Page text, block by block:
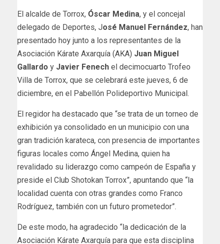
El alcalde de Torrox, Óscar Medina, y el concejal
delegado de Deportes, José Manuel Fernández, han
presentado hoy junto a los representantes de la
Asociación Kárate Axarquía (AKA) Juan Miguel
Gallardo y Javier Fenech el decimocuarto Trofeo
Villa de Torrox, que se celebrará este jueves, 6 de
diciembre, en el Pabellón Polideportivo Municipal.
El regidor ha destacado que “se trata de un torneo de
exhibición ya consolidado en un municipio con una
gran tradición karateca, con presencia de importantes
figuras locales como Ángel Medina, quien ha
revalidado su liderazgo como campeón de España y
preside el Club Shotokan Torrox”, apuntando que “la
localidad cuenta con otras grandes como Franco
Rodríguez, también con un futuro prometedor”.
De este modo, ha agradecido “la dedicación de la
Asociación Kárate Axarquía para que esta disciplina